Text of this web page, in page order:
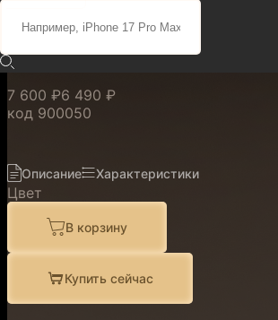
с MagSafe
iPhone 16 Plus
7 600 ₽6 490 ₽
код 900050
Описание
Характеристики
Цвет
В корзину
Купить сейчас